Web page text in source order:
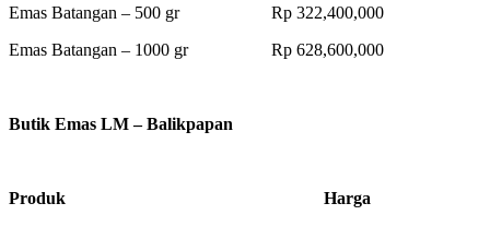
Emas Batangan – 500 gr Rp 322,400,000
Emas Batangan – 1000 gr Rp 628,600,000
Butik Emas LM – Balikpapan
Produk Harga